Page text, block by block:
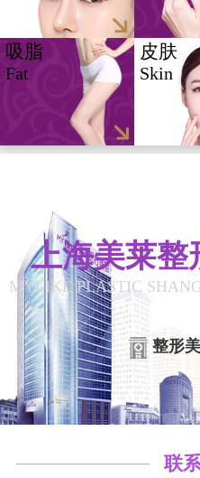
吸脂
Fat
皮肤
Skin
上海美莱整
MYLIKE PLASTIC
整形
联